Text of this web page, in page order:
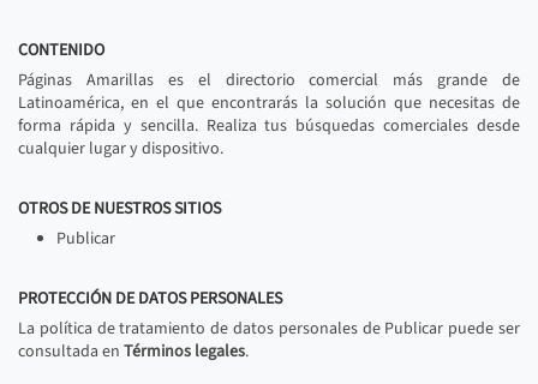
CONTENIDO
Páginas Amarillas es el directorio comercial más grande de
Latinoamérica, en el que encontrarás la solución que necesitas de
forma rápida y sencilla. Realiza tus búsquedas comerciales desde
cualquier lugar y dispositivo.
OTROS DE NUESTROS SITIOS
Publicar
PROTECCIÓN DE DATOS PERSONALES
La política de tratamiento de datos personales de Publicar puede ser
consultada en Términos legales.